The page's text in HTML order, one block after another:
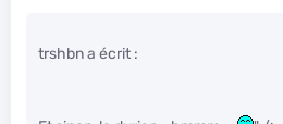
trshbn a écrit :